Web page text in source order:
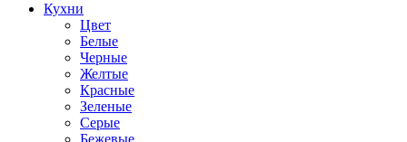
Кухни
Цвет
Белые
Черные
Желтые
Красные
Зеленые
Серые
Бежевые